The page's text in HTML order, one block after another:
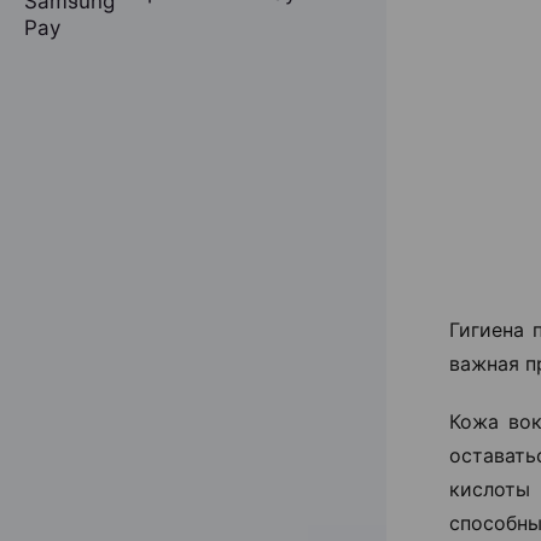
Гигиена
важная
Кожа